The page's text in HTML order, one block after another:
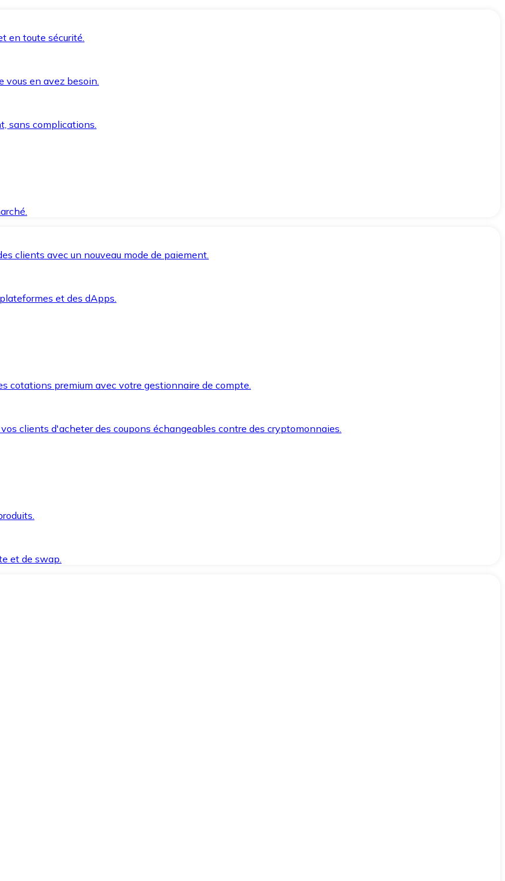
en toute sécurité.
vous en avez besoin.
sans complications.
clients avec un nouveau mode de paiement.
et des dApps.
cotations premium avec votre gestionnaire de compte.
clients d'acheter des coupons échangeables contre des cryptomonnaies.
et de swap.